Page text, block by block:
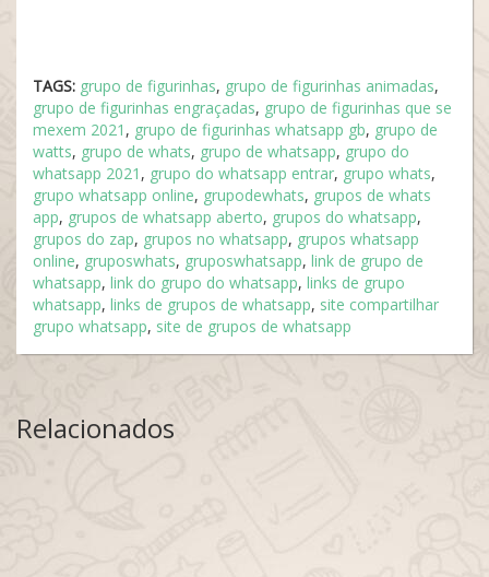
TAGS: grupo de figurinhas, grupo de figurinhas animadas,
grupo de figurinhas engraçadas, grupo de figurinhas que se
mexem 2021 , grupo de figurinhas whatsapp gb, grupo de
watts, grupo de whats, grupo de whatsapp, grupo do
whatsapp 2021 , grupo do whatsapp entrar, grupo whats,
grupo whatsapp online, grupodewhats, grupos de whats
app, grupos de whatsapp aberto, grupos do whatsapp,
grupos do zap, grupos no whatsapp, grupos whatsapp
online, gruposwhats, gruposwhatsapp, link de grupo de
whatsapp, link do grupo do whatsapp, links de grupo
whatsapp, links de grupos de whatsapp, site compartilhar
grupo whatsapp, site de grupos de whatsapp
Relacionados